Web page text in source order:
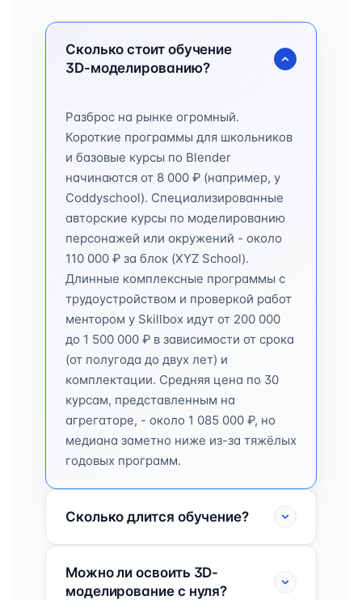
Сколько стоит обучение
3D-моделированию?
Разброс на рынке огромный.
Короткие программы для школьников
и базовые курсы по Blender
начинаются от 8 000 ₽ (например, у
Coddyschool). Специализированные
авторские курсы по моделированию
персонажей или окружений - около
110 000 ₽ за блок (XYZ School).
Длинные комплексные программы с
трудоустройством и проверкой работ
ментором у Skillbox идут от 200 000
до 1 500 000 ₽ в зависимости от срока
(от полугода до двух лет) и
комплектации. Средняя цена по 30
курсам, представленным на
агрегаторе, - около 1 085 000 ₽, но
медиана заметно ниже из-за тяжёлых
годовых программ.
Сколько длится обучение?
Можно ли освоить 3D-
моделирование с нуля?